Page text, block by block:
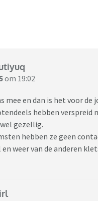
om 19:02
mee en dan is het voor
hebben verspreid
gezellig.
hebben ze geen
weer van de anderen